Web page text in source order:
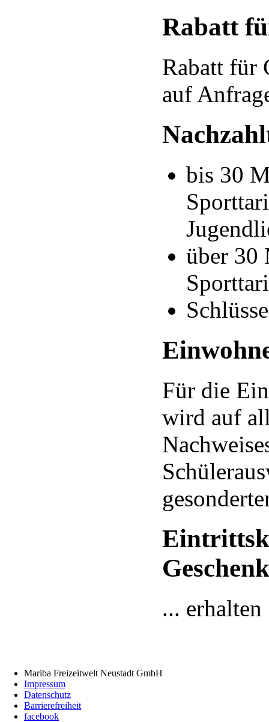
Rabatt
Rabatt für
auf
bis 30
über 30
Für die
wird auf
...
Mariba Freizeitwelt Neustadt GmbH
Impressum
Datenschutz
Barrierefreiheit
facebook